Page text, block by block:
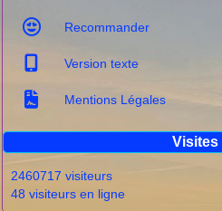
Recommander
Version texte
Mentions Légales
Visites
2460717 visiteurs
48 visiteurs en ligne